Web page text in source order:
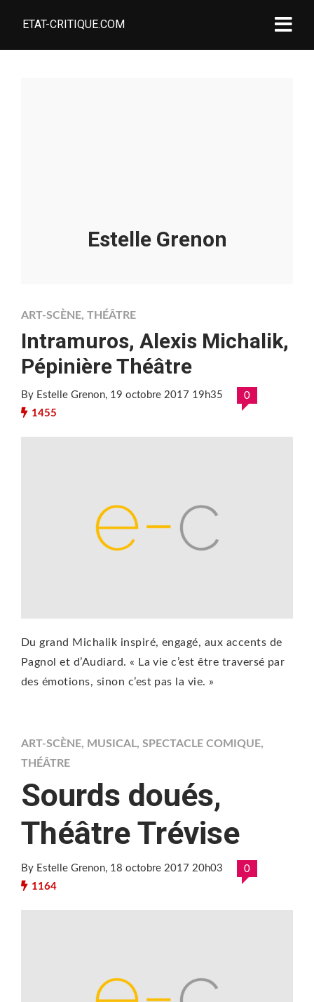
ETAT-CRITIQUE.COM
Estelle Grenon
ART-SCÈNE, THÉÂTRE
Intramuros, Alexis Michalik,
Pépinière Théâtre
By Estelle Grenon, 19 octobre 2017 19h35
0
1455
Du grand Michalik inspiré, engagé, aux accents de
Pagnol et d’Audiard. « La vie c’est être traversé par
des émotions, sinon c’est pas la vie. »
ART-SCÈNE, MUSICAL, SPECTACLE COMIQUE,
THÉÂTRE
Sourds doués,
Théâtre Trévise
By Estelle Grenon, 18 octobre 2017 20h03
0
1164